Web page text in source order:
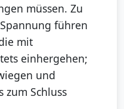
müssen. Zu
führen
mit
einhergehen;
und
zum Schluss